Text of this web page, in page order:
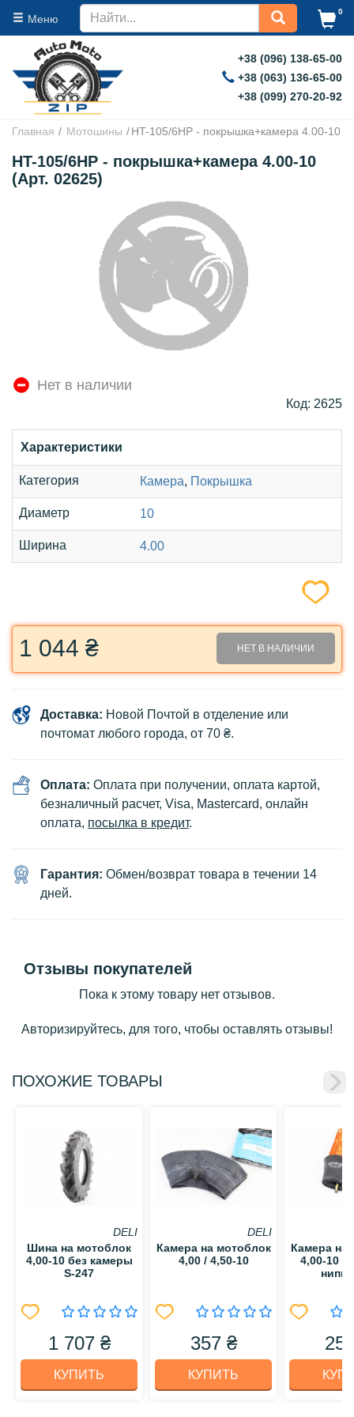
Меню
0
+38 (096) 138-65-00
+38 (063) 136-65-00
+38 (099) 270-20-92
Главная Мотошины HT-105/6HP - покрышка+камера 4.00-10
HT-105/6HP - покрышка+камера 4.00-10
(Арт. 02625)
Нет в наличии
Код: 2625
Характеристики
Категория Камера, Покрышка
Диаметр 10
Ширина 4.00
1 044 ₴ НЕТ В НАЛИЧИИ
Доставка: Новой Почтой в отделение или
почтомат любого города, от 70 ₴.
Оплата: Оплата при получении, оплата картой,
безналичный расчет, Visa, Mastercard, онлайн
оплата, посылка в кредит.
Гарантия: Обмен/возврат товара в течении 14
дней.
Отзывы покупателей
Пока к этому товару нет отзывов.
Авторизируйтесь, для того, чтобы оставлять отзывы!
ПОХОЖИЕ ТОВАРЫ
DELI
Шина на мотоблок
4,00-10 без камеры
S-247
1 707 ₴
КУПИТЬ
DELI
Камера на мотоблок
4,00 / 4,50-10
357 ₴
КУПИТЬ
Камера на
4,00-10